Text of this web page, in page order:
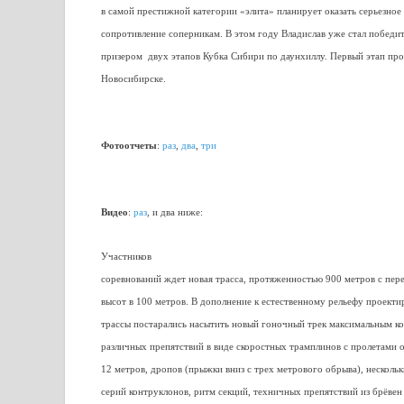
в самой престижной категории «элита» планирует оказать серьезное
сопротивление соперникам. В этом году Владислав уже стал
призером двух этапов Кубка Сибири по даунхиллу. Первый этап
Новосибирске.
Фотоотчеты: раз два три
Видео: раз , и два ниже:
Участников
соревнований ждет новая трасса, протяженностью 900 метров с
высот в 100 метров. В дополнение к естественному рельефу
трассы постарались насытить новый гоночный трек максимальным
различных препятствий в виде скоростных трамплинов с пролетами
12 метров, дропов (прыжки вниз с трех метрового обрыва),
серий контруклонов, ритм секций, техничных препятствий из брёвен